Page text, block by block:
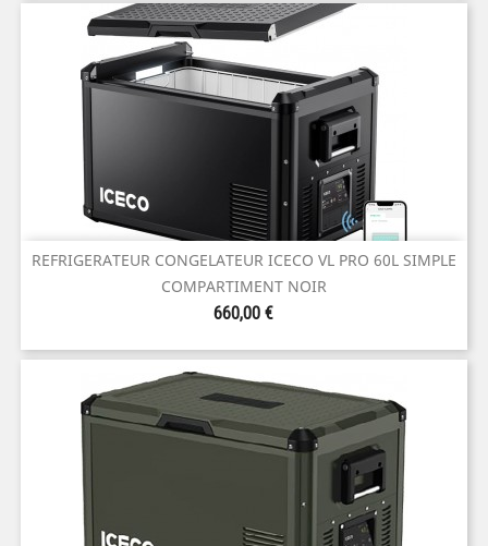
REFRIGERATEUR CONGELATEUR ICECO VL PRO 60L SIMPLE
COMPARTIMENT NOIR
Prix
660,00 €